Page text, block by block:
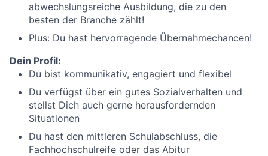
abwechslungsreiche Ausbildung, die zu den
besten der Branche zählt!
Plus: Du hast hervorragende Übernahmechancen!
Dein Profil:
Du bist kommunikativ, engagiert und flexibel
Du verfügst über ein gutes Sozialverhalten und
stellst Dich auch gerne herausfordernden
Situationen
Du hast den mittleren Schulabschluss, die
Fachhochschulreife oder das Abitur